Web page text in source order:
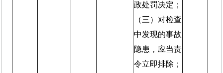
政处罚决定；
（三）对检查
中发现的事故
隐患，应当责
令立即排除；